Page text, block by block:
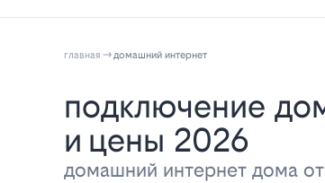
главная домашний интернет
Подключение домашнего интернета Билайн в Наро-Фоминске: тарифы
и цены 2026
домашний интернет дома